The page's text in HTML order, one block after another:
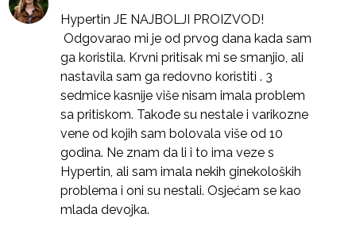
Hypertin JE NAJBOLJI PROIZVOD!
Odgovarao mi je od prvog dana kada sam
ga koristila. Krvni pritisak mi se smanjio, ali
nastavila sam ga redovno koristiti . 3
sedmice kasnije više nisam imala problem
sa pritiskom. Takođe su nestale i varikozne
vene od kojih sam bolovala više od 10
godina. Ne znam da li i to ima veze s
Hypertin, ali sam imala nekih ginekoloških
problema i oni su nestali. Osjećam se kao
mlada devojka.